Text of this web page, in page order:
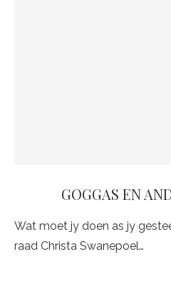
GOGGAS EN
Wat moet jy doen as jy
raad Christa Swanepoel…